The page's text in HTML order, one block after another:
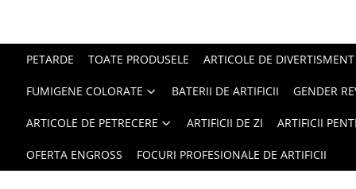
PETARDE TOATE PRODUSELE ARTICOLE DE DIVERTISMENT
FUMIGENE COLORATE BATERII DE ARTIFICII GENDER
ARTICOLE DE PETRECERE ARTIFICII DE ZI ARTIFICII
OFERTA ENGROSS FOCURI PROFESIONALE DE ARTIFICII